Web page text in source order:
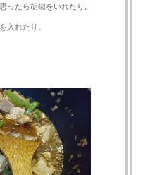
ったら胡椒をいれたり。
入れたり。